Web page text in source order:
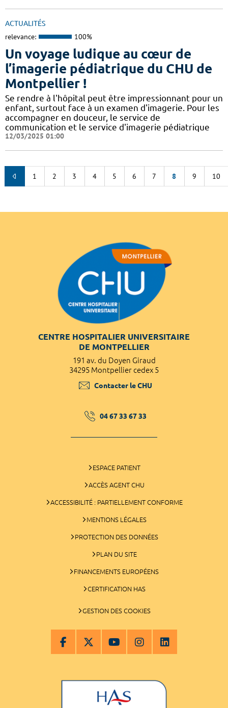
ACTUALITÉS
relevance: 100%
Un voyage ludique au cœur de
l’imagerie pédiatrique du CHU de
Montpellier !
​​​Se rendre à l'hôpital peut être impressionnant pour un
enfant, surtout face à un examen d'imagerie. Pour les
accompagner en douceur, le service de
communication et le service d'imagerie pédiatrique
12/03/2025 01:00
1 2 3 4 5 6 7 8 9 10
CENTRE HOSPITALIER UNIVERSITAIRE
DE MONTPELLIER
191 av. du Doyen Giraud
34295 Montpellier cedex 5
Contacter le CHU
04 67 33 67 33
ESPACE PATIENT
ACCÈS AGENT CHU
ACCESSIBILITÉ : PARTIELLEMENT CONFORME
MENTIONS LÉGALES
PROTECTION DES DONNÉES
PLAN DU SITE
FINANCEMENTS EUROPÉENS
CERTIFICATION HAS
GESTION DES COOKIES